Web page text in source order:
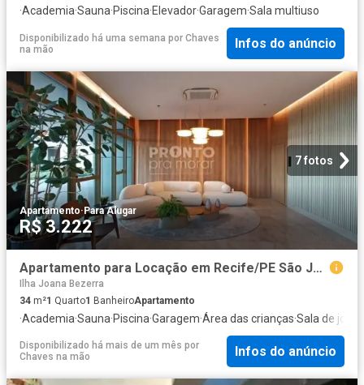
·Academia·Sauna·Piscina·Elevador·Garagem·Sala multiuso
Disponibilizado há uma semana por Chaves
na mão
Infos do anúncio
7 fotos
Apartamento·Para Alugar
R$ 3.222
Apartamento para Locação em Recife/PE São José 1 Quartos
Ilha Joana Bezerra
34 m²1 Quarto1 BanheiroApartamento
·Academia·Sauna·Piscina·Garagem·Área das crianças·Sala de jogos
Disponibilizado há mais de um mês por
Chaves na mão
Infos do anúncio